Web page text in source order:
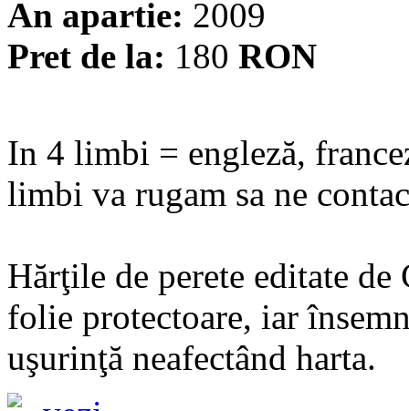
An apartie: 2009
Pret de la: 180 RON
In 4 limbi = engleză,
limbi va rugam sa ne
Hărţile de perete editate
folie protectoare, iar
uşurinţă neafectând harta.